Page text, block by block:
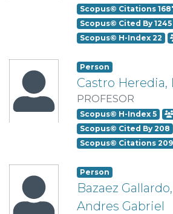
Scopus© Citations
Scopus© Cited By 1245
Scopus© H-Index 22
Person
Castro Heredia,
PROFESOR
Scopus© H-Index 5
Scopus© Cited By 208
Scopus© Citations 209
Person
Bazaez
Andres Gabriel